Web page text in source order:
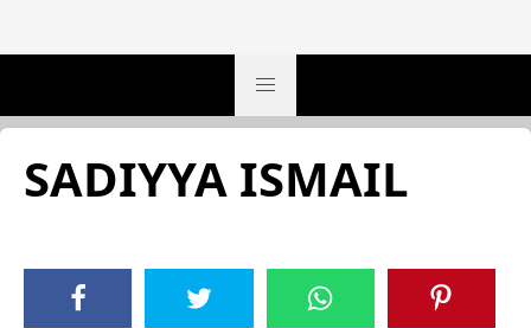
SADIYYA ISMAIL